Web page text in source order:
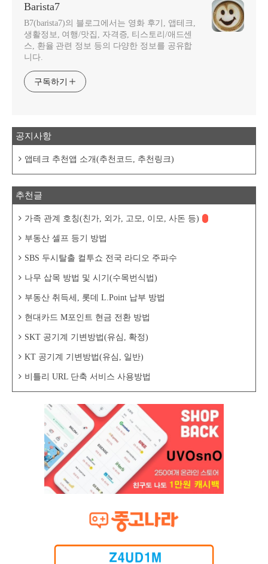
Barista7
B7(barista7)의 블로그에서는 영화 후기, 앱테크,
생활정보, 여행/맛집, 자격증, 티스토리/애드센
스, 환율 관련 정보 등의 다양한 정보를 공유합
니다.
구독하기
공지사항
앱테크 추천앱 소개(추천코드, 추천링크)
추천글
가족 관계 호칭(친가, 외가, 고모, 이모, 사돈 등)
부동산 셀프 등기 방법
SBS 두시탈출 컬투쇼 전국 라디오 주파수
나무 삽목 방법 및 시기(수목번식법)
부동산 취득세, 롯데 L.Point 납부 방법
현대카드 M포인트 현금 전환 방법
SKT 공기계 기변방법(유심, 확정)
KT 공기계 기변방법(유심, 일반)
비틀리 URL 단축 서비스 사용방법